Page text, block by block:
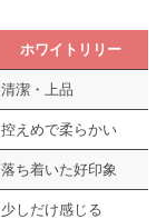
ホワイトリリー
清潔・上品
控えめで柔らかい
落ち着いた好印象
少しだけ感じる